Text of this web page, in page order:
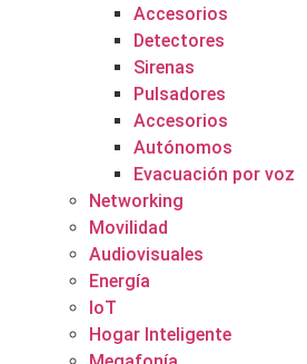
Accesorios
Detectores
Sirenas
Pulsadores
Accesorios
Autónomos
Evacuación por voz
Networking
Movilidad
Audiovisuales
Energía
IoT
Hogar Inteligente